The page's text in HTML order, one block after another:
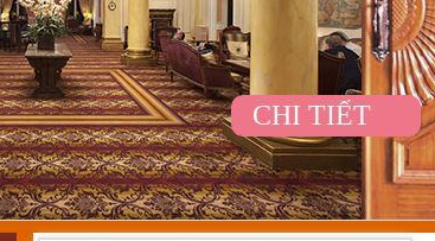
CHI TIẾT